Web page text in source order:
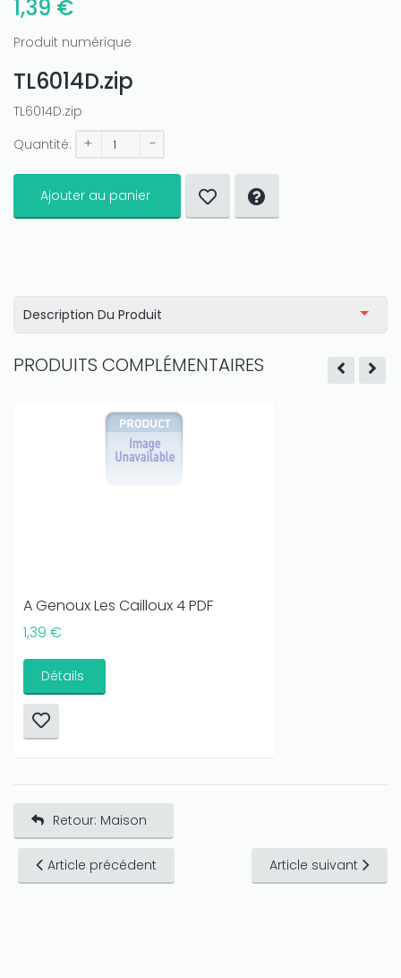
1,39 €
Produit numérique
TL6014D.zip
TL6014D.zip
Quantité:
+ -
Ajouter au panier
Description Du Produit
PRODUITS COMPLÉMENTAIRES
A Genoux Les Cailloux 4 PDF
1,39 €
Détails
Retour: Maison
Article précédent Article suivant